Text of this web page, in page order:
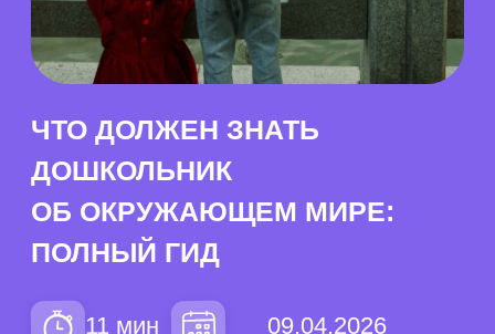
ОБ ОКРУЖАЮЩЕМ МИРЕ:
ПОЛНЫЙ ГИД
11 мин 09.04.2026
Дошкольникам